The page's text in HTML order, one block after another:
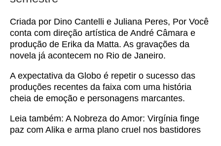
Criada por Dino Cantelli e Juliana Peres, Por Você
conta com direção artística de André Câmara e
produção de Erika da Matta. As gravações da
novela já acontecem no Rio de Janeiro.
A expectativa da Globo é repetir o sucesso das
produções recentes da faixa com uma história
cheia de emoção e personagens marcantes.
Leia também: A Nobreza do Amor: Virgínia finge
paz com Alika e arma plano cruel nos bastidores